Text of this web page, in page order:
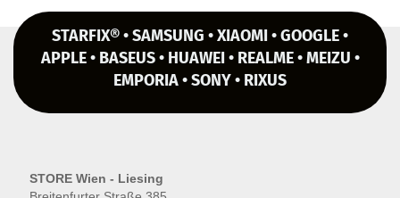
STARFIX® • SAMSUNG • XIAOMI • GOOGLE •
APPLE • BASEUS • HUAWEI • REALME • MEIZU •
EMPORIA • SONY • RIXUS
STORE Wien - Liesing